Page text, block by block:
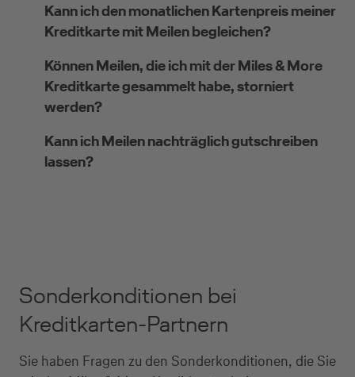
Kann ich den monatlichen Kartenpreis meiner
Kreditkarte mit Meilen begleichen?
Können Meilen, die ich mit der Miles & More
Kreditkarte gesammelt habe, storniert
werden?
Kann ich Meilen nachträglich gutschreiben
lassen?
Sonderkonditionen bei
Kreditkarten-Partnern
Sie haben Fragen zu den Sonderkonditionen, die Sie